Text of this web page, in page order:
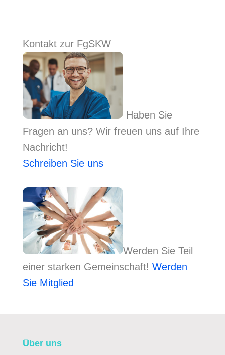
Kontakt zur FgSKW
Haben Sie
Fragen an uns? Wir freuen uns auf Ihre
Nachricht!
Schreiben Sie uns
Werden Sie Teil
einer starken Gemeinschaft! Werden
Sie Mitglied
Über uns